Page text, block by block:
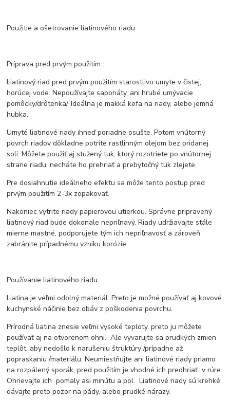
Použitie a ošetrovanie liatinového riadu
Príprava pred prvým použitím :
Liatinový riad pred prvým použitím starostlivo umyte v čistej,
horúcej vode. Nepoužívajte saponáty, ani hrubé umývacie
pomôcky/drôtenka/. Ideálna je mäkká kefa na riady, alebo jemná
hubka.
Umyté liatinové riady ihneď poriadne osušte. Potom vnútorný
povrch riadov dôkladne potrite rastlinným olejom bez pridanej
soli. Môžete použiť aj stužený tuk, ktorý rozotriete po vnútornej
strane riadu, necháte ho prehriať a prebytočný tuk zlejete.
Pre dosiahnutie ideálneho efektu sa môže tento postup pred
prvým použitím 2-3x zopakovať.
Nakoniec vytrite riady papierovou utierkou. Správne pripravený
liatinový riad bude dokonale nepriľnavý. Riady udržiavajte stále
mierne mastné, podporujete tým ich nepriľnavosť a zároveň
zabránite prípadnému vzniku korózie.
Používanie liatinového riadu:
Liatina je veľmi odolný materiál. Preto je možné používať aj kovové
kuchynské náčinie bez obáv z poškodenia povrchu.
Prírodná liatina znesie veľmi vysoké teploty, preto ju môžete
používať aj na otvorenom ohni. Ale vyvarujte sa prudkých zmien
teplôt, aby nedošlo k narušeniu štruktúry /prípadne až
popraskaniu /materiálu. Neumiestňujte ani liatinové riady priamo
na rozpálený sporák, pred použitím je vhodné ich predhriať v rúre.
Ohrievajte ich pomaly asi minútu a pol. Liatinové riady sú krehké,
dávajte preto pozor na pády, alebo prudké nárazy.